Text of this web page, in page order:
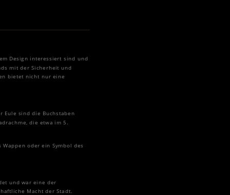
Design interessiert sind und
mit der Sicherheit und
bietet nicht nur eine
Eule sind die Buchstaben
die etwa im 5.
oder ein Symbol des
und war eine der
Macht der Stadt.